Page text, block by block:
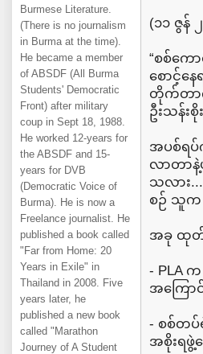
Burmese Literature.
(There is no journalism
in Burma at the time).
He became a member
of ABSDF (All Burma
Students' Democratic
Front) after military
coup in Sept 18, 1988.
He worked 12-years for
the ABSDF and 15-
years for DVB
(Democratic Voice of
Burma). He is now a
Freelance journalist. He
published a book called
"Far from Home: 20
Years in Exile" in
Thailand in 2008. Five
years later, he
published a new book
called "Marathon
Journey of A Student
(၁၁ ဇွန်
“စစ်ကေ
စောင့်န
တိုက်တာကို
ဦးသန်း
အပစ်ရပ်
လာတာနဲ့
သလား...
စဉ် သူက
အခု ထုတ်
- PLA
အကြော
- စစ်တပ်
အစိုးရဖွဲ့